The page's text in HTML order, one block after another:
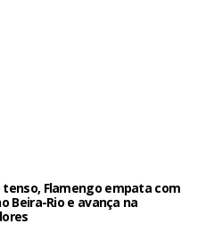
tenso, Flamengo empata com
Beira-Rio e avança na